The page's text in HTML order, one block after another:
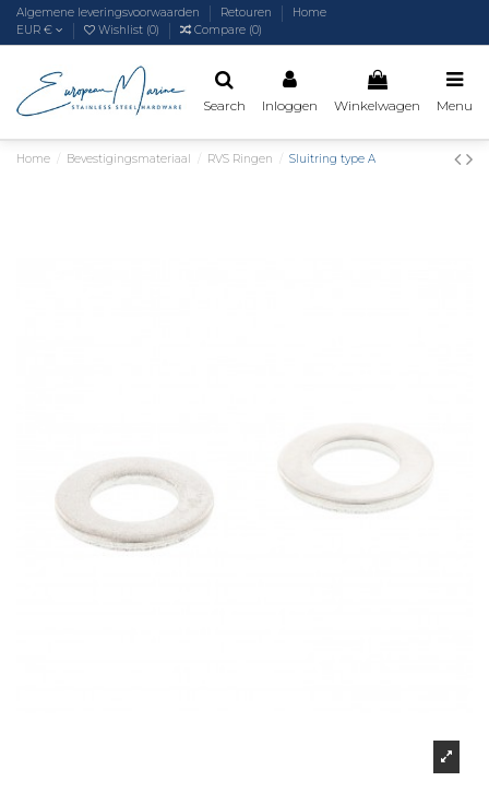
Algemene leveringsvoorwaarden Retouren
Home
EUR €
Wishlist (0) Compare (0)
Search Inloggen Winkelwagen Menu
Home Bevestigingsmateriaal RVS Ringen Sluitring type A